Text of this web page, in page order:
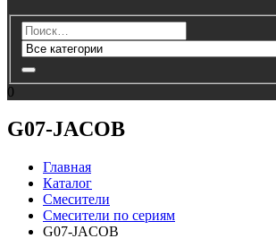
0
G07-JACOB
Главная
Каталог
Смесители
Смесители по сериям
G07-JACOB